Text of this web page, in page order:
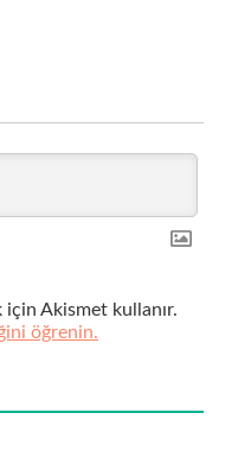
Akismet kullanır.
öğrenin.